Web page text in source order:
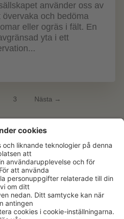
använder oss av
och bedöma
eller ogräs i fält. En
yta i ett
3 Nästa →